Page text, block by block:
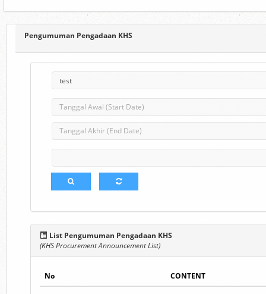
Pengumuman Pengadaan KHS
List Pengumuman Pengadaan KHS
(KHS Procurement Announcement List)
No CONTENT